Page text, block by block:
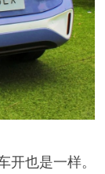
开也是一样。